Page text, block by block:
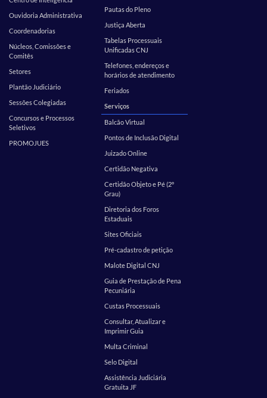
Ouvidoria Administrativa
Coordenadorias
Núcleos, Comissões e
Comitês
Setores
Plantão Judiciário
Sessões Colegiadas
Concursos e Processos
Seletivos
PROMOJUES
Pautas do Pleno
Justiça Aberta
Tabelas Processuais
Unificadas CNJ
Telefones, endereços e
horários de atendimento
Feriados
Serviços
Balcão Virtual
Pontos de Inclusão Digital
Juizado Online
Certidão Negativa
Certidão Objeto e Pé (2º
Grau)
Diretoria dos Foros
Estaduais
Sites Oficiais
Pré-cadastro de petição
Malote Digital CNJ
Guia de Prestação de Pena
Pecuniária
Custas Processuais
Consultar, Atualizar e
Imprimir Guia
Multa Criminal
Selo Digital
Assistência Judiciária
Gratuita JF